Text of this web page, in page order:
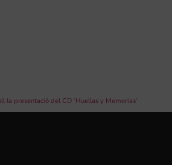
la presentació del CD ‘Huellas y Memorias’